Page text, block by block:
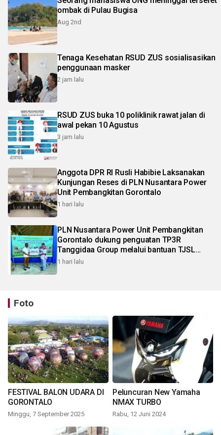
ombak di Pulau Bugisa
Aug 2nd
Tenaga Kesehatan RSUD ZUS sosialisasikan
penggunaan masker
2 jam lalu
RSUD ZUS buka 10 poliklinik rawat jalan di
awal pekan 10 Agustus
3 jam lalu
Anggota DPR RI Rusli Habibie Laksanakan
Kunjungan Reses di PLN Nusantara Power
Unit Pembangkitan Gorontalo
1 hari lalu
PLN Nusantara Power Unit Pembangkitan
Gorontalo dukung penguatan TP3R
Tanggidaa Group melalui bantuan TJSL
berbasis ekonomi sirkular
1 hari lalu
Foto
FESTIVAL BALON UDARA DI
GORONTALO
Minggu, 7 September 2025
Peluncuran New Yamaha
NMAX TURBO
Rabu, 12 Juni 2024